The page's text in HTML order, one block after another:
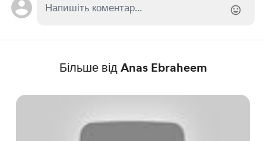
Більше від Anas Ebraheem